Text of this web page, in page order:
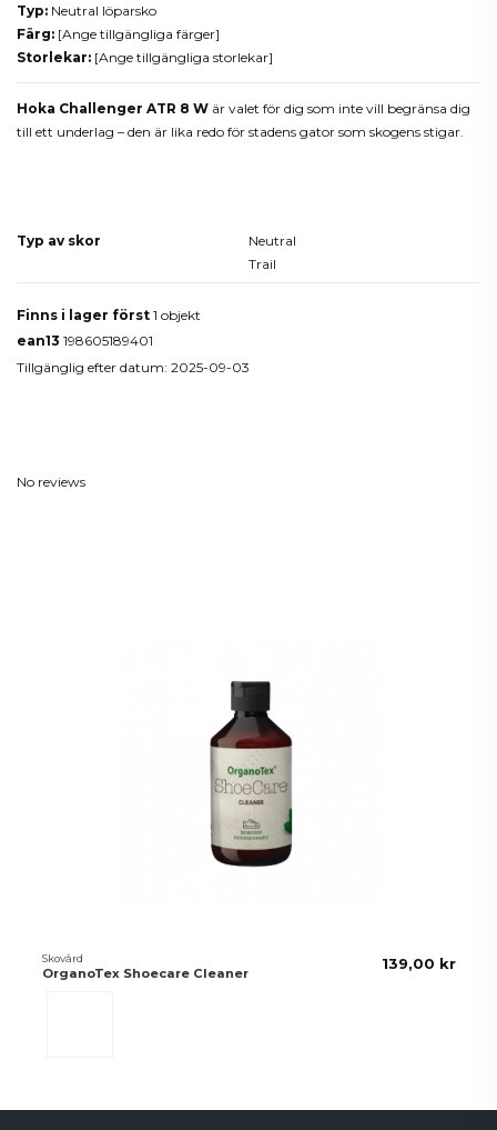
Typ: Neutral löparsko
Färg: [Ange tillgängliga färger]
Storlekar: [Ange tillgängliga storlekar]
Hoka Challenger ATR 8 W är valet för dig som inte vill begränsa dig
till ett underlag – den är lika redo för stadens gator som skogens stigar.
Typ av skor
Neutral
Trail
Finns i lager först 1 objekt
ean13 198605189401
Tillgänglig efter datum: 2025-09-03
No reviews
Skovård
OrganoTex Shoecare Cleaner
139,00 kr